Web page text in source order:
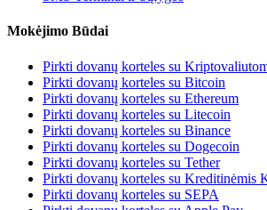
Mokėjimo Būdai
Pirkti dovanų korteles su
Pirkti dovanų korteles su Bitcoin
Pirkti dovanų korteles su Ethereum
Pirkti dovanų korteles su Litecoin
Pirkti dovanų korteles su Binance
Pirkti dovanų korteles su Dogecoin
Pirkti dovanų korteles su Tether
Pirkti dovanų korteles su Kreditinėmis
Pirkti dovanų korteles su SEPA